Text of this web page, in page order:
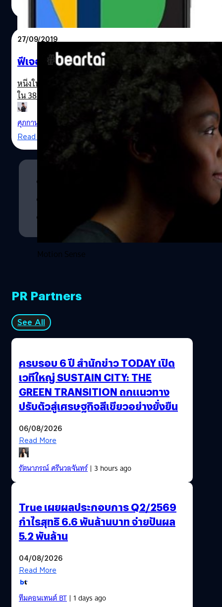
Read More
Motion Sense
27/09/2019
ฟีเจอร์ Motion Sense ของ Pixel 4 ไม่ได้ใช้ได้
หนึ่งในฟีเจอร์ที่เราตั้งตารอคอยกันสำหรับสมาร์ตโฟนรุ่นใหม่
ใน 38 ประเภทเท่านั้น
ศุภกานต์ เหล่ารัตนกุล | 2505 days ago
Read More
PR Partners
See All
ครบรอบ 6 ปี สำนักข่าว TODAY เปิด
เวทีใหญ่ SUSTAIN CITY: THE
GREEN TRANSITION ถกแนวทาง
ปรับตัวสู่เศรษฐกิจสีเขียวอย่างยั่งยืน
06/08/2026
Read More
รัตนาภรณ์ ศรีนวลจันทร์| 3 hours ago
True เผยผลประกอบการ Q2/2569
กำไรสุทธิ 6.6 พันล้านบาท จ่ายปันผล
5.2 พันล้าน
04/08/2026
Read More
ทีมคอนเทนต์ BT| 1 days ago